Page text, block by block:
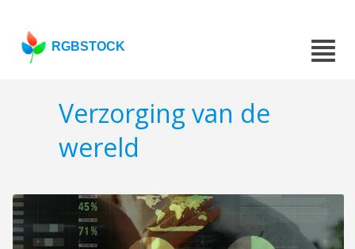
RGBSTOCK
Verzorging van de
wereld